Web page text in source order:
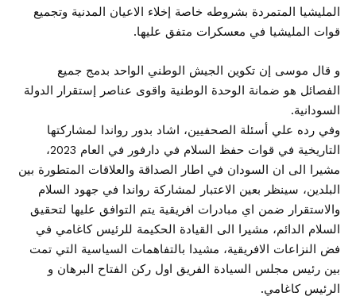
المليشيا المتمردة بشروطه خاصة إخلاء الاعيان المدنية وتجميع
قوات المليشيا في معسكرات متفق عليها.
و قال موسى إن تكوين الجيش الوطني الواحد بدمج جميع
الفصائل هو ضمانة الوحدة الوطنية واقوى عناصر إستقرار الدولة
السودانية.
وفي رده علي أسئلة الصحفيين، اشاد بدور رواندا لمشاركتها
التاريخية في قوات حفظ السلام في دارفور في العام 2023،
مشيرا الى ان السودان في اطار الصداقة والعلاقات المتطورة بين
البلدين، سينظر بعين الاعتبار لمشاركة رواندا في جهود السلام
والاستقرار ضمن اي مبادرات افريقية يتم التوافق عليها لتحقيق
السلام الدائم، مشيرا الى القيادة الحكيمة للرئيس كاغامي في
فض النزاعات الافريقية، مشيدا بالتفاهمات السياسية التي تمت
بين رئيس مجلس السيادة الفريق اول ركن الفتاح البرهان و
الرئيس كاغامي.